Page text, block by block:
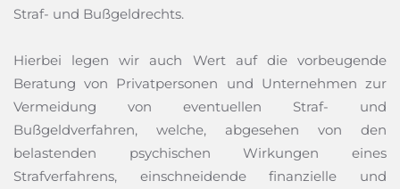
Straf- und Bußgeldrechts.
Hierbei legen wir auch Wert auf die vorbeugende
Beratung von Privatpersonen und Unternehmen zur
Vermeidung von eventuellen Straf- und
Bußgeldverfahren, welche, abgesehen von den
belastenden psychischen Wirkungen eines
Strafverfahrens, einschneidende finanzielle und